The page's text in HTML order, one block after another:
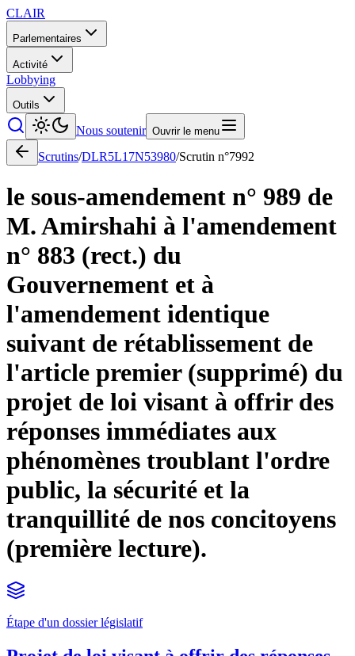
CLAIR
Parlementaires
Activité
Lobbying
Outils
Nous soutenir Ouvrir le menu
Scrutins/DLR5L17N53980/Scrutin n°7992
le sous-amendement n° 989 de
M. Amirshahi à l'amendement
n° 883 (rect.) du
Gouvernement et à
l'amendement identique
suivant de rétablissement de
l'article premier (supprimé) du
projet de loi visant à offrir des
réponses immédiates aux
phénomènes troublant l'ordre
public, la sécurité et la
tranquillité de nos concitoyens
(première lecture).
Étape d'un dossier législatif